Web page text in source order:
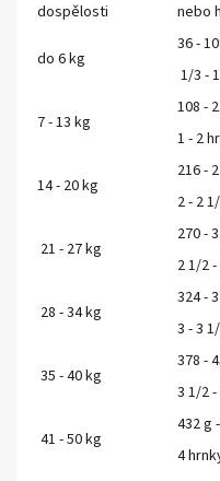
dospělosti
nebo
do 6 kg
36 -
1/3 -
7 - 13 kg
108 -
1 - 2
14 - 20 kg
216 -
2 - 2
21 - 27 kg
270 -
2 1/2
28 - 34 kg
324 -
3 - 3
35 - 40 kg
378 -
3 1/2
41 - 50 kg
432 g -
4